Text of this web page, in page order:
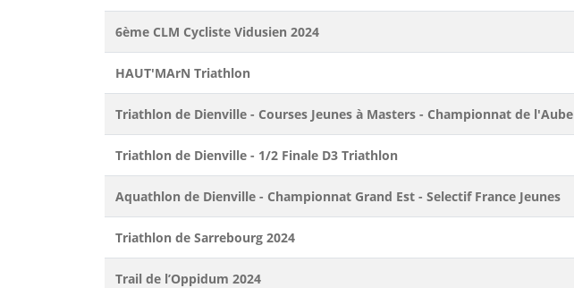
6ème CLM Cycliste Vidusien 2024
HAUT'MArN Triathlon
Triathlon de Dienville - Courses Jeunes à Masters - Championnat de l'Aube
Triathlon de Dienville - 1/2 Finale D3 Triathlon
Aquathlon de Dienville - Championnat Grand Est - Selectif France Jeunes
Triathlon de Sarrebourg 2024
Trail de l’Oppidum 2024